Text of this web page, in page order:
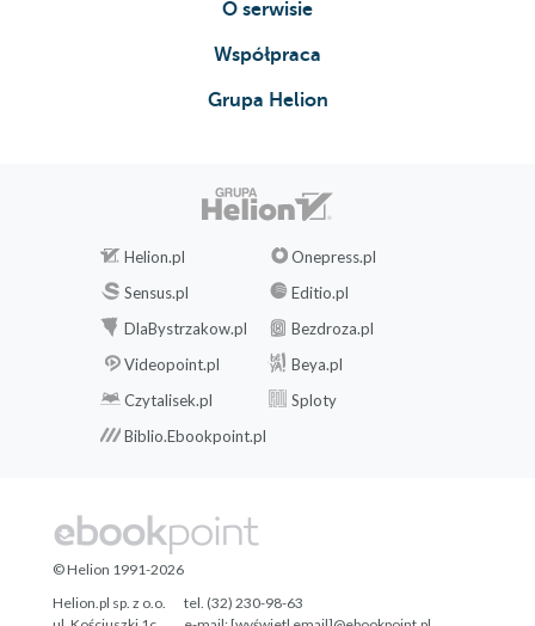
O serwisie
Współpraca
Grupa Helion
Helion.pl
Onepress.pl
Sensus.pl
Editio.pl
DlaBystrzakow.pl
Bezdroza.pl
Videopoint.pl
Beya.pl
Czytalisek.pl
Sploty
Biblio.Ebookpoint.pl
© Helion 1991-2026
Helion.pl sp. z o.o.
tel. (32) 230-98-63